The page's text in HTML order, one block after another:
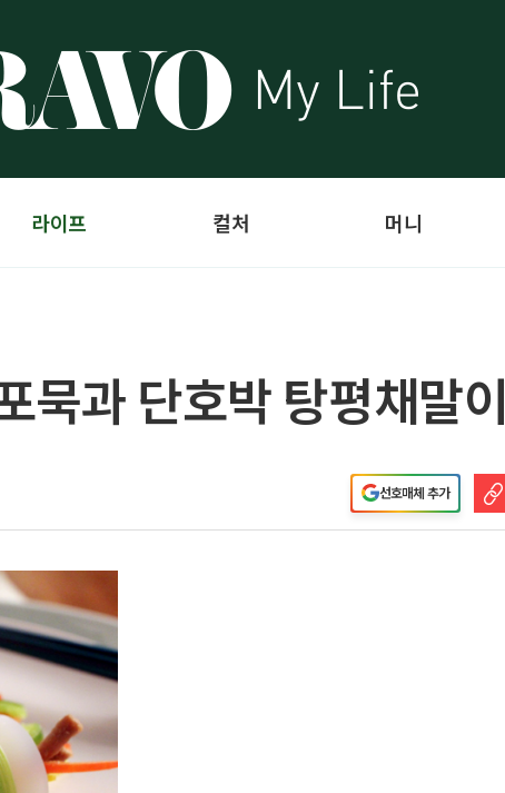
라이프 컬처 머니
묵과 단호박 탕평채말이
선호매체 추가